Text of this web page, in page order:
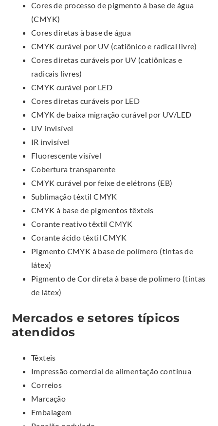
Cores de processo de pigmento à base de água
(CMYK)
Cores diretas à base de água
CMYK curável por UV (catiônico e radical livre)
Cores diretas curáveis por UV (catiônicas e
radicais livres)
CMYK curável por LED
Cores diretas curáveis por LED
CMYK de baixa migração curável por UV/LED
UV invisível
IR invisível
Fluorescente visível
Cobertura transparente
CMYK curável por feixe de elétrons (EB)
Sublimação têxtil CMYK
CMYK à base de pigmentos têxteis
Corante reativo têxtil CMYK
Corante ácido têxtil CMYK
Pigmento CMYK à base de polímero (tintas de
látex)
Pigmento de Cor direta à base de polímero (tintas
de látex)
Mercados e setores típicos
atendidos
Têxteis
Impressão comercial de alimentação contínua
Correios
Marcação
Embalagem